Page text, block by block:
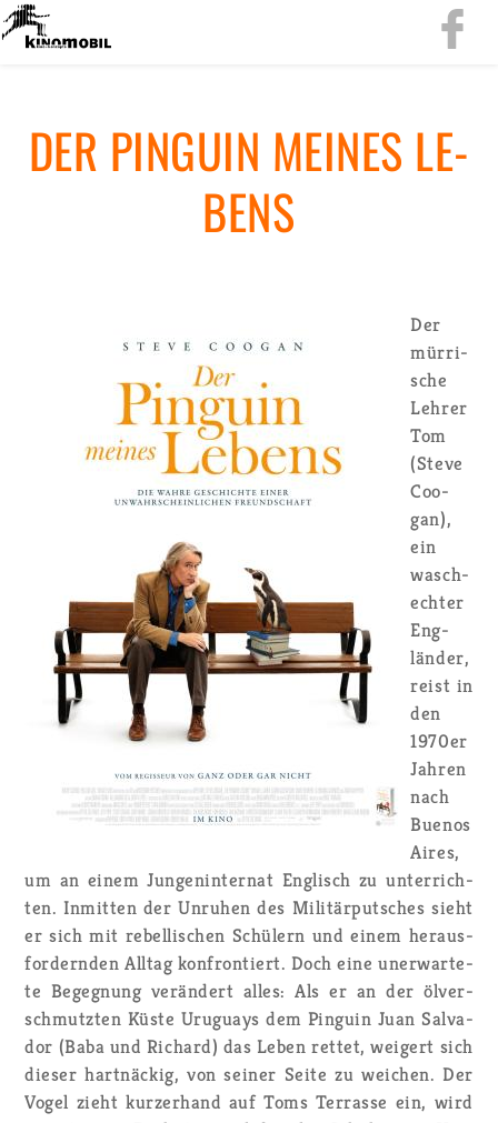
DER PIN­GU­IN MEI­NES LE­
BENS
Der
mür­ri­
sche
Leh­rer
Tom
(Steve
Coo­
gan),
ein
wasch­
ech­ter
Eng­
län­der,
reist in
den
1970er
Jah­ren
nach
Bue­nos
Aires,
um an einem Jun­gen­in­ter­nat Eng­lisch zu un­ter­rich­
ten. In­mit­ten der Un­ru­hen des Mi­li­tär­put­sches sieht
er sich mit re­bel­li­schen Schü­lern und einem her­aus­
for­dern­den All­tag kon­fron­tiert. Doch eine un­er­war­te­
te Be­geg­nung ver­än­dert alles: Als er an der öl­ver­
schmutz­ten Küste Uru­gu­ays dem Pin­gu­in Juan Sal­va­
dor (Baba und Ri­chard) das Leben ret­tet, wei­gert sich
die­ser hart­nä­ckig, von sei­ner Seite zu wei­chen. Der
Vogel zieht kur­zer­hand auf Toms Ter­ras­se ein, wird